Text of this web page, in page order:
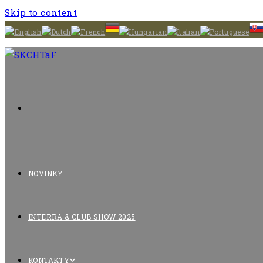
Skip to content
NOVINKY
INTERRA & CLUB SHOW 2025
KONTAKTY